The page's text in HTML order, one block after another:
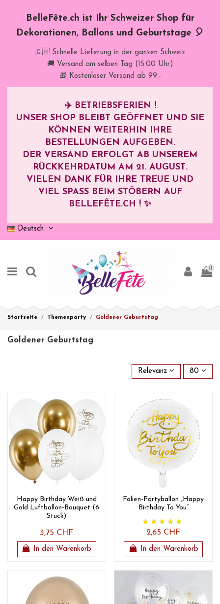
BelleFête.ch ist Ihr Schweizer Shop für
Dekorationen, Ballons und Geburtstage 🎈
🇨🇭 Schnelle Lieferung in der ganzen Schweiz
🚚 Versand am selben Tag (15:00 Uhr)
🎁 Kostenloser Versand ab 99.-
✈️ BETRIEBSFERIEN !
UNSER SHOP BLEIBT GEÖFFNET UND SIE
KÖNNEN WEITERHIN IHRE
BESTELLUNGEN AUFGEBEN.
DER VERSAND ERFOLGT AB UNSEREM
RÜCKKEHRDATUM AM 21. AUGUST.
VIELEN DANK FÜR IHRE TREUE UND
VIEL SPASS BEIM STÖBERN AUF B
ELLEFÊTE.CH ! ✨
Deutsch
0
Startseite Themenparty Goldener Geburtstag
Goldener Geburtstag
Relevanz 80
Happy Birthday Weiß und
Gold Luftballon-Bouquet (6
Stück)
3,75 CHF
In den Warenkorb
Folien-Partyballon „Happy
Birthday To You“
2,65 CHF
In den Warenkorb